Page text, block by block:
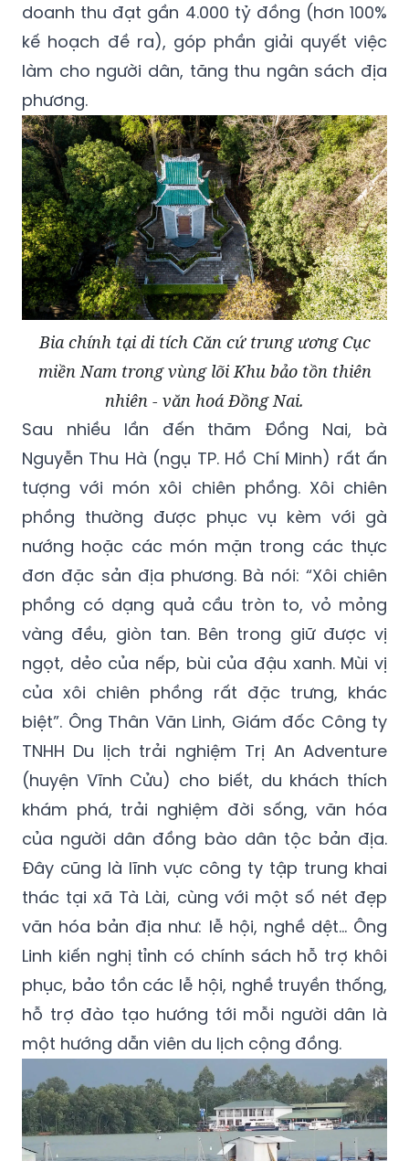
doanh thu đạt gần 4.000 tỷ đồng (hơn 100%
kế hoạch đề ra), góp phần giải quyết việc
làm cho người dân, tăng thu ngân sách địa
phương.
Bia chính tại di tích Căn cứ trung ương Cục
miền Nam trong vùng lõi Khu bảo tồn thiên
nhiên - văn hoá Đồng Nai.
Sau nhiều lần đến thăm Đồng Nai, bà
Nguyễn Thu Hà (ngụ TP. Hồ Chí Minh) rất ấn
tượng với món xôi chiên phồng. Xôi chiên
phồng thường được phục vụ kèm với gà
nướng hoặc các món mặn trong các thực
đơn đặc sản địa phương. Bà nói: “Xôi chiên
phồng có dạng quả cầu tròn to, vỏ mỏng
vàng đều, giòn tan. Bên trong giữ được vị
ngọt, dẻo của nếp, bùi của đậu xanh. Mùi vị
của xôi chiên phồng rất đặc trưng, khác
biệt”. Ông Thân Văn Linh, Giám đốc Công ty
TNHH Du lịch trải nghiệm Trị An Adventure
(huyện Vĩnh Cửu) cho biết, du khách thích
khám phá, trải nghiệm đời sống, văn hóa
của người dân đồng bào dân tộc bản địa.
Đây cũng là lĩnh vực công ty tập trung khai
thác tại xã Tà Lài, cùng với một số nét đẹp
văn hóa bản địa như: lễ hội, nghề dệt... Ông
Linh kiến nghị tỉnh có chính sách hỗ trợ khôi
phục, bảo tồn các lễ hội, nghề truyền thống,
hỗ trợ đào tạo hướng tới mỗi người dân là
một hướng dẫn viên du lịch cộng đồng.